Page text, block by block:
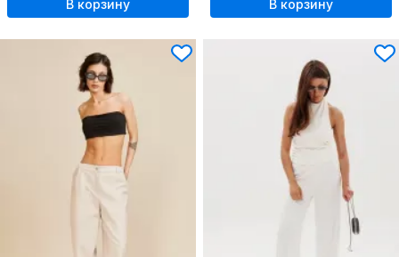
В корзину В корзину